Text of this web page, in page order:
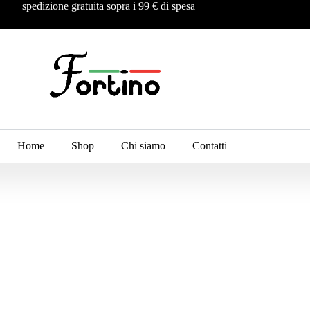
spedizione gratuita sopra i 99 € di spesa
Home Shop Chi siamo Contatti